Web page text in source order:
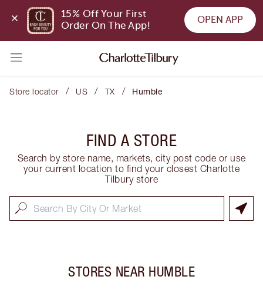
15% Off Your First
Order On The App!
OPEN APP
Store locator / US / TX / Humble
FIND A STORE
Search by store name, markets, city post code or use
your current location to find your closest Charlotte
Tilbury store
STORES NEAR HUMBLE